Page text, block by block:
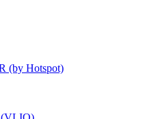
(by Hotspot)